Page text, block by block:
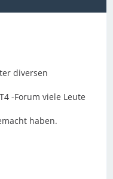
diversen
-Forum viele Leute
haben.